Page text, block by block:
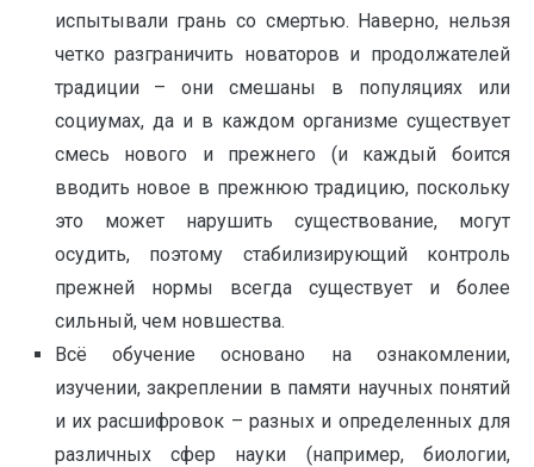
испытывали грань со смертью. Наверно, нельзя
четко разграничить новаторов и продолжателей
традиции – они смешаны в популяциях или
социумах, да и в каждом организме существует
смесь нового и прежнего (и каждый боится
вводить новое в прежнюю традицию, поскольку
это может нарушить существование, могут
осудить, поэтому стабилизирующий контроль
прежней нормы всегда существует и более
сильный, чем новшества.
Всё обучение основано на ознакомлении,
изучении, закреплении в памяти научных понятий
и их расшифровок – разных и определенных для
различных сфер науки (например, биологии,